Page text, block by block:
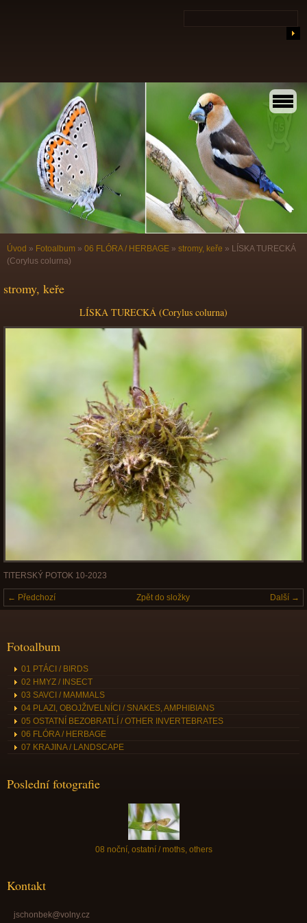
Úvod » Fotoalbum » 06 FLÓRA / HERBAGE » stromy, keře » LÍSKA TURECKÁ
(Corylus colurna)
stromy, keře
LÍSKA TURECKÁ (Corylus colurna)
TITERSKÝ POTOK 10-2023
← Předchozí Další →
Zpět do složky
Fotoalbum
01 PTÁCI / BIRDS
02 HMYZ / INSECT
03 SAVCI / MAMMALS
04 PLAZI, OBOJŽIVELNÍCI / SNAKES, AMPHIBIANS
05 OSTATNÍ BEZOBRATLÍ / OTHER INVERTEBRATES
06 FLÓRA / HERBAGE
07 KRAJINA / LANDSCAPE
Poslední fotografie
08 noční, ostatní / moths, others
Kontakt
jschonbek@volny.cz